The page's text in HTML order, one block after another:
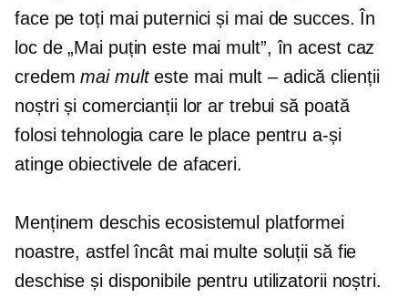
face pe toți mai puternici și mai de succes. În
loc de „Mai puțin este mai mult”, în acest caz
credemmai multeste mai mult – adică clienții
noștri și comercianții lor ar trebui să poată
folosi tehnologia care le place pentru a-și
atinge obiectivele de afaceri.
Menținem deschis ecosistemul platformei
noastre, astfel încât mai multe soluții să fie
deschise și disponibile pentru utilizatorii noștri.